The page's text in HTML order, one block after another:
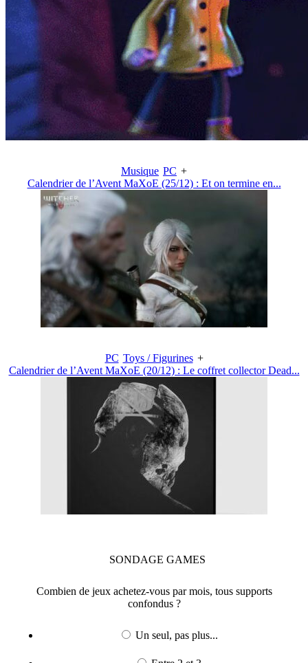
Musique PC +
Calendrier de l’Avent MaXoE (25/12) : Et on termine en...
PC Toys / Figurines +
Calendrier de l’Avent MaXoE (20/12) : Le coffret collector Dead...
SONDAGE GAMES
Combien de jeux achetez-vous par mois, tous supports
confondus ?
Un seul, pas plus...